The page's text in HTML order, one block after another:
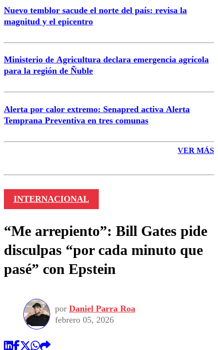
Nuevo temblor sacude el norte del país: revisa la
magnitud y el epicentro
Ministerio de Agricultura declara emergencia agrícola
para la región de Ñuble
Alerta por calor extremo: Senapred activa Alerta
Temprana Preventiva en tres comunas
VER MÁS
INTERNACIONAL
“Me arrepiento”: Bill Gates pide
disculpas “por cada minuto que
pasé” con Epstein
por Daniel Parra Roa
febrero 05, 2026